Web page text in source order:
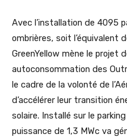
Avec l’installation de 4095
ombrières, soit l’équivalent
GreenYellow mène le projet
autoconsommation des
le cadre de la volonté de
d’accélérer leur transition
solaire. Installé sur le
puissance de 1,3 MWc va